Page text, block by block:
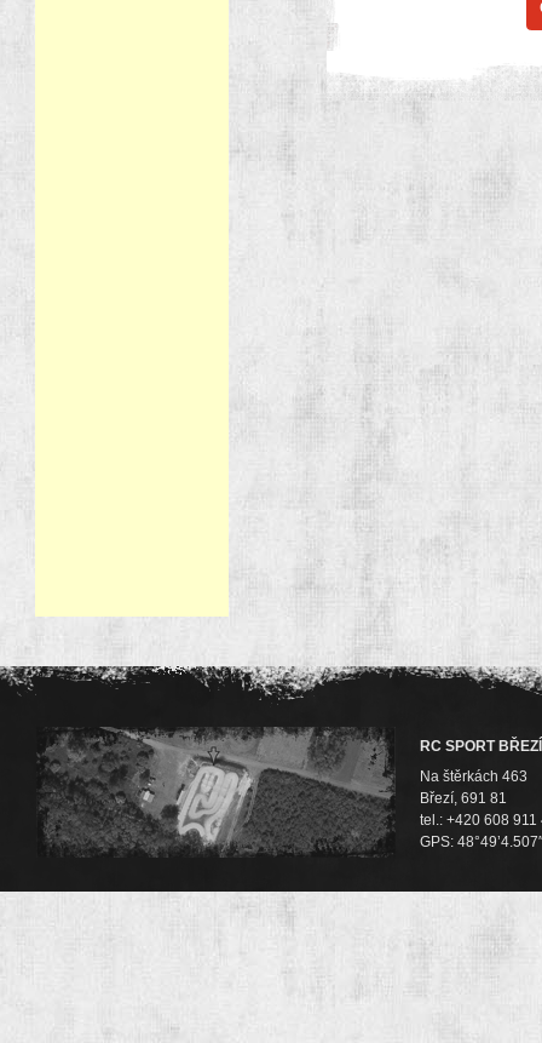
RC SPORT BŘEZÍ
Na štěrkách 463
Březí, 691 81
tel.: +420 608 911
GPS: